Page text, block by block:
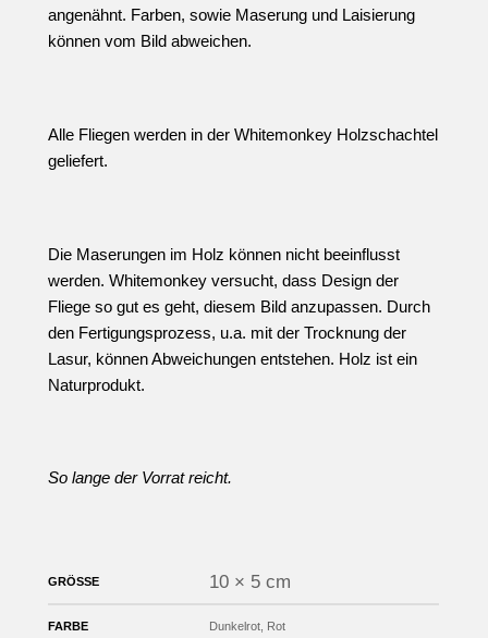
angenähnt. Farben, sowie Maserung und Laisierung
können vom Bild abweichen.
Alle Fliegen werden in der Whitemonkey Holzschachtel
geliefert.
Die Maserungen im Holz können nicht beeinflusst
werden. Whitemonkey versucht, dass Design der
Fliege so gut es geht, diesem Bild anzupassen. Durch
den Fertigungsprozess, u.a. mit der Trocknung der
Lasur, können Abweichungen entstehen. Holz ist ein
Naturprodukt.
So lange der Vorrat reicht.
GRÖSSE 10 × 5 cm
FARBE Dunkelrot, Rot